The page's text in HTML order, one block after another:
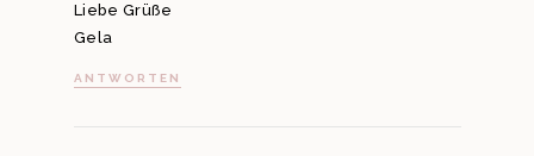
Liebe Grüße
Gela
ANTWORTEN